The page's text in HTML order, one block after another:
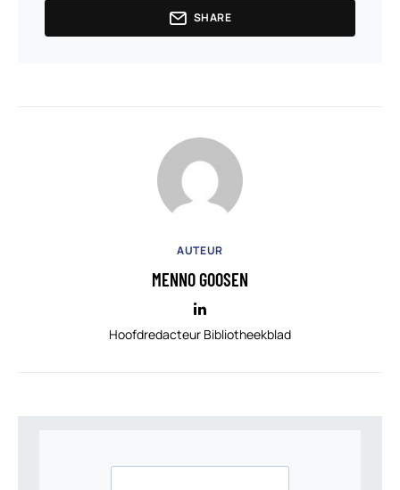
SHARE
AUTEUR
MENNO GOOSEN
Hoofdredacteur Bibliotheekblad